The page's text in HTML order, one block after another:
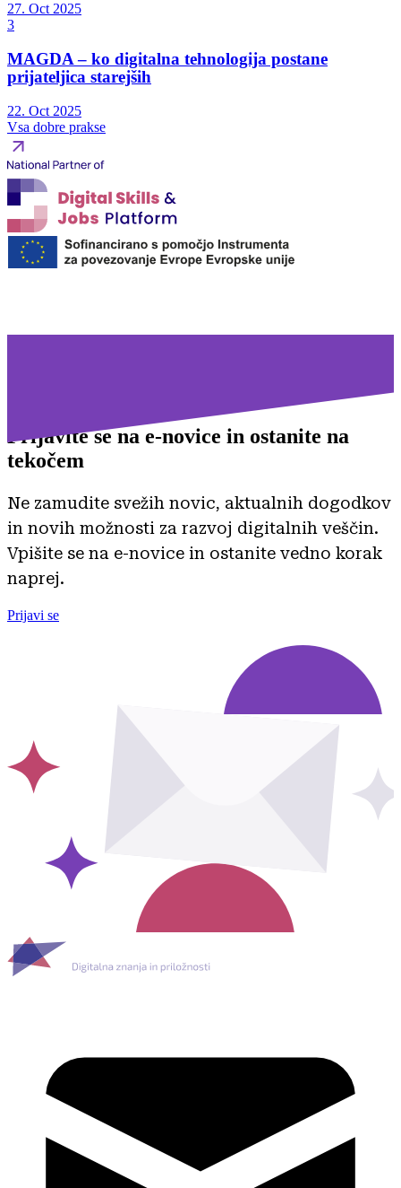
27. Oct 2025
3
MAGDA – ko digitalna tehnologija postane
prijateljica starejših
22. Oct 2025
Vsa dobre prakse
Prijavite se na e-novice in ostanite na
tekočem
Ne zamudite svežih novic, aktualnih dogodkov
in novih možnosti za razvoj digitalnih veščin.
Vpišite se na e-novice in ostanite vedno korak
naprej.
Prijavi se